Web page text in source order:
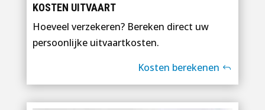
KOSTEN UITVAART
Hoeveel verzekeren? Bereken direct uw
persoonlijke uitvaartkosten.
Kosten berekenen